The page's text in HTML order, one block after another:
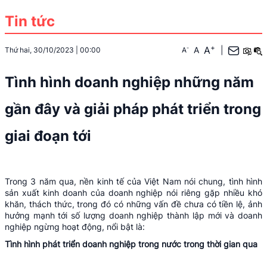
Tin tức
Thứ hai, 30/10/2023 00:00 A- A A+
Tình hình doanh nghiệp những năm
gần đây và giải pháp phát triển trong
giai đoạn tới
Trong 3 năm qua, nền kinh tế của Việt Nam nói chung, tình hình
sản xuất kinh doanh của doanh nghiệp nói riêng gặp nhiều khó
khăn, thách thức, trong đó có những vấn đề chưa có tiền lệ, ảnh
hưởng mạnh tới số lượng doanh nghiệp thành lập mới và doanh
nghiệp ngừng hoạt động, nổi bật là:
Tình hình phát triển doanh nghiệp trong nước trong thời gian qua